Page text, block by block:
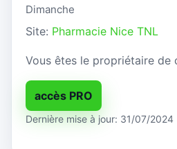
Dimanche
Site: Pharmacie Nice TNL
Vous êtes le propriétaire de
accès PRO
Dernière mise à jour: 31/07/2024